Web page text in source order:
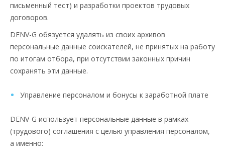
письменный тест) и разработки проектов трудовых
договоров.
DENV-G обязуется удалять из своих архивов
персональные данные соискателей, не принятых на работу
по итогам отбора, при отсутствии законных причин
сохранять эти данные.
Управление персоналом и бонусы к заработной плате
DENV-G использует персональные данные в рамках
(трудового) соглашения с целью управления персоналом,
а именно: